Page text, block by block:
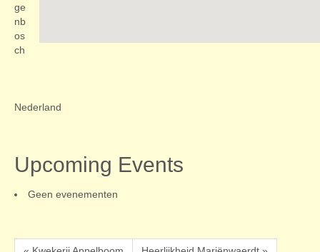
ge
nb
os
ch
Nederland
Upcoming Events
Geen evenementen